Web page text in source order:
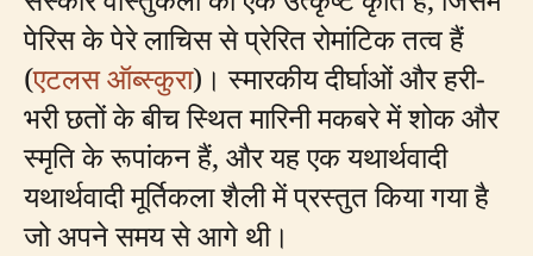
पेरिस के पेरे लाचिस से प्रेरित रोमांटिक तत्व हैं
(एटलस ऑब्स्कुरा)। स्मारकीय दीर्घाओं और हरी-
भरी छतों के बीच स्थित मारिनी मकबरे में शोक और
स्मृति के रूपांकन हैं, और यह एक यथार्थवादी
यथार्थवादी मूर्तिकला शैली में प्रस्तुत किया गया है
जो अपने समय से आगे थी।